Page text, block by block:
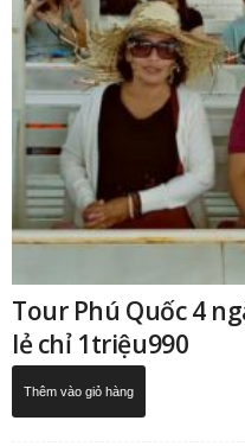
Tour Phú Quốc 4
lẻ chỉ 1triệu990
Thêm vào giỏ hàng